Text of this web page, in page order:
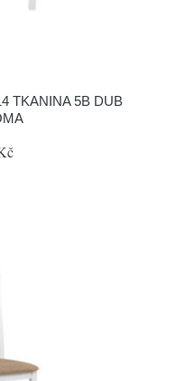
TKANINA 5B DUB